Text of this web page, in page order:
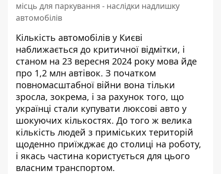
місць для паркування - наслідки надлишку
автомобілів
Кількість автомобілів у Києві
наближається до критичної відмітки, і
станом на 23 вересня 2024 року мова йде
про 1,2 млн автівок. З початком
повномасштабної війни вона тільки
зросла, зокрема, і за рахунок того, що
українці стали купувати люксові авто у
шокуючих кількостях. До того ж велика
кількість людей з приміських територій
щоденно приїжджає до столиці на роботу,
і якась частина користується для цього
власним транспортом.